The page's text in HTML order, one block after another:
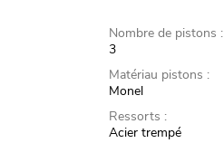
Nombre de pistons :
3
Matériau pistons :
Monel
Ressorts :
Acier trempé